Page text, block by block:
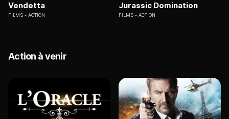
Vendetta
FILMS ACTION
Jurassic Domination
FILMS ACTION
Action à venir